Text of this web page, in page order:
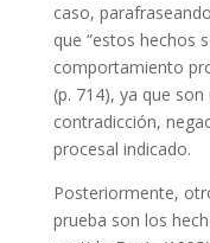
caso,
que “estos hechos
comportamiento
(p. 714), ya que
contradicción,
procesal indicado.
Posteriormente,
prueba son los